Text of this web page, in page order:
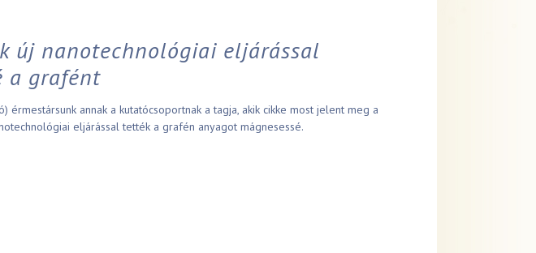
új nanotechnológiai eljárással
a grafént
érmestársunk annak a kutatócsoportnak a tagja, akik cikke most jelent meg a
eljárással tették a grafén anyagot mágnesessé.